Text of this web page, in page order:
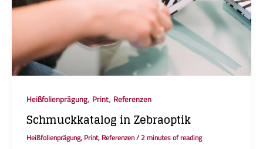
Heißfolienprägung, Print, Referenzen
Schmuckkatalog in Zebraoptik
Heißfolienprägung, Print, Referenzen/2 minutes of reading